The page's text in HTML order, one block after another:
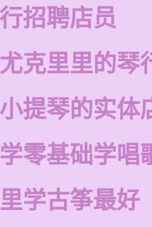
招聘店员
克里里的琴
提琴的实体
零基础学唱
学古筝最好